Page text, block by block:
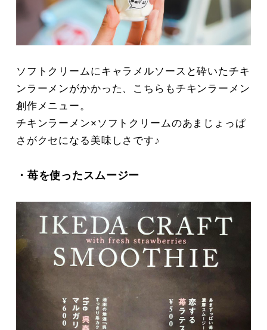
ソフトクリームにキャラメルソースと砕いたチキ
ンラーメンがかかった、こちらもチキンラーメン
創作メニュー。
チキンラーメン×ソフトクリームのあまじょっぱ
さがクセになる美味しさです♪
・苺を使ったスムージー